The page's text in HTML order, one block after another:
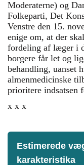
Moderaterne) og
Folkeparti, Det
Venstre den 15.
enige om, at der
fordeling af læger i
borgere får let og
behandling, uanset
almenmedicinske
prioritere indsatsen
x x x
Estimerede
karakteristika